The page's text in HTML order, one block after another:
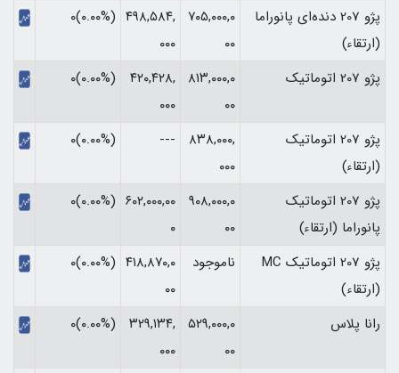
پژو 207 دنده‌ای پانوراما
(ارتقاء)
۷۰۵,۰۰۰,۰
۰۰
۴۹۸,۵۸۴,
۰۰۰
(۰.۰۰%)۰
پژو 207 اتوماتیک
۸۱۳,۰۰۰,۰
۰۰
۴۲۰,۴۲۸,
۰۰۰
(۰.۰۰%)۰
پژو 207 اتوماتیک
(ارتقاء)
۸۳۸,۰۰۰,
۰۰۰
--- (۰.۰۰%)۰
پژو 207 اتوماتیک
پانوراما (ارتقاء)
۹۰۸,۰۰۰,۰
۰۰
۶۰۲,۰۰۰,۰۰
۰
(۰.۰۰%)۰
پژو 207 اتوماتیک MC
(ارتقاء)
ناموجود
۴۱۸,۸۷۰,۰
۰۰
(۰.۰۰%)۰
رانا پلاس
۵۲۹,۰۰۰,۰
۰۰
۳۲۹,۱۳۴,
۰۰۰
(۰.۰۰%)۰